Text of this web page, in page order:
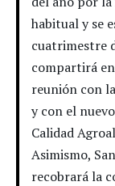
habitual y se
cuatrimestre
compartirá
reunión con
y con el
Calidad
Asimismo,
recobrará la